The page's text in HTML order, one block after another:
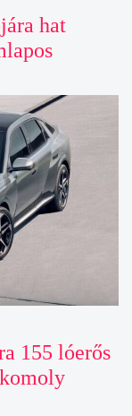
hat
155 lóerős